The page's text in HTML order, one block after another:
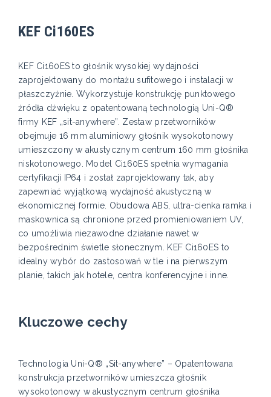
KEF Ci160ES
KEF Ci160ES to głośnik wysokiej wydajności
zaprojektowany do montażu sufitowego i instalacji w
płaszczyźnie. Wykorzystuje konstrukcję punktowego
źródła dźwięku z opatentowaną technologią Uni-Q®
firmy KEF „sit-anywhere”. Zestaw przetworników
obejmuje 16 mm aluminiowy głośnik wysokotonowy
umieszczony w akustycznym centrum 160 mm głośnika
niskotonowego. Model Ci160ES spełnia wymagania
certyfikacji IP64 i został zaprojektowany tak, aby
zapewniać wyjątkową wydajność akustyczną w
ekonomicznej formie. Obudowa ABS, ultra-cienka ramka i
maskownica są chronione przed promieniowaniem UV,
co umożliwia niezawodne działanie nawet w
bezpośrednim świetle słonecznym. KEF Ci160ES to
idealny wybór do zastosowań w tle i na pierwszym
planie, takich jak hotele, centra konferencyjne i inne.
Kluczowe cechy
Technologia Uni-Q® „Sit-anywhere” – Opatentowana
konstrukcja przetworników umieszcza głośnik
wysokotonowy w akustycznym centrum głośnika